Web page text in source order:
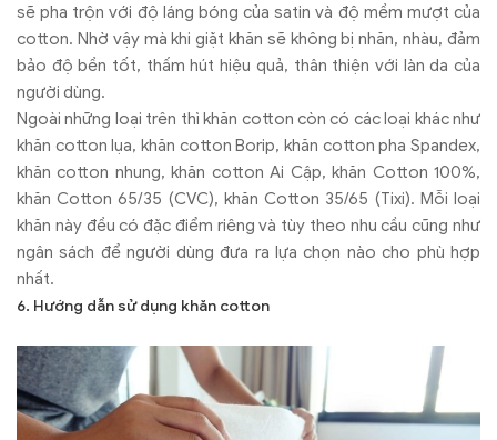
sẽ pha trộn với độ láng bóng của satin và độ mềm mượt của
cotton. Nhờ vậy mà khi giặt khăn sẽ không bị nhăn, nhàu, đảm
bảo độ bền tốt, thấm hút hiệu quả, thân thiện với làn da của
người dùng.
Ngoài những loại trên thì khăn cotton còn có các loại khác như
khăn cotton lụa, khăn cotton Borip, khăn cotton pha Spandex,
khăn cotton nhung, khăn cotton Ai Cập, khăn Cotton 100%,
khăn Cotton 65/35 (CVC), khăn Cotton 35/65 (Tixi). Mỗi loại
khăn này đều có đặc điểm riêng và tùy theo nhu cầu cũng như
ngân sách để người dùng đưa ra lựa chọn nào cho phù hợp
nhất.
6. Hướng dẫn sử dụng khăn cotton